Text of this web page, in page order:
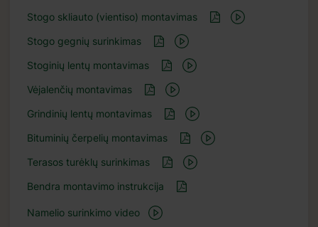
Stogo skliauto (vientiso) montavimas
Stogo gegnių surinkimas
Stoginių lentų montavimas
Vėjalenčių montavimas
Grindinių lentų montavimas
Bituminių čerpelių montavimas
Terasos turėklų surinkimas
Bendra montavimo instrukcija
Namelio surinkimo video